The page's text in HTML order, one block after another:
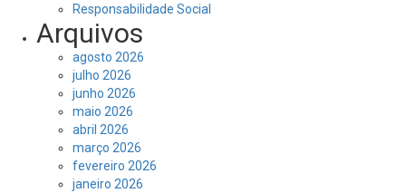
Responsabilidade Social
Arquivos
agosto 2026
julho 2026
junho 2026
maio 2026
abril 2026
março 2026
fevereiro 2026
janeiro 2026